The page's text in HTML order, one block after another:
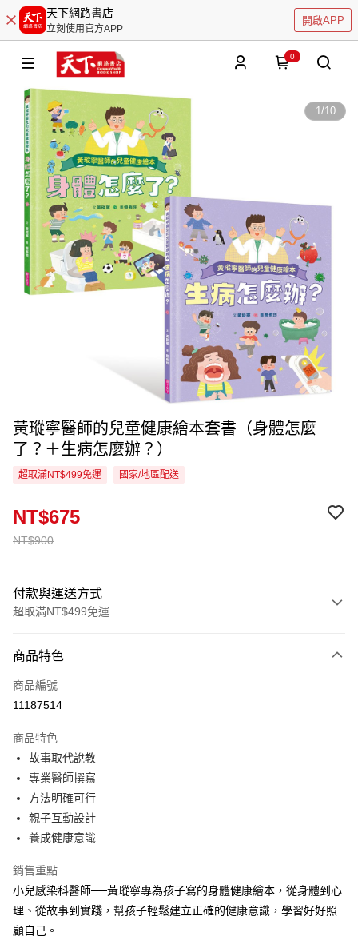
天下網路書店
立刻使用官方APP
開啟APP
0
1/10
黃瑽寧醫師的兒童健康繪本套書（身體怎麼
了？＋生病怎麼辦？）
超取滿NT$499免運 國家/地區配送
NT$900
NT$675
付款與運送方式
超取滿NT$499免運
信用卡一次付款
超商取貨付款
Apple Pay
街口支付
悠遊付
ATM付款
全家取貨付款
每筆NT$50，滿NT$499(含以上)免運費
商品特色
商品編號
11187514
商品特色
故事取代說教
專業醫師撰寫
方法明確可行
親子互動設計
養成健康意識
銷售重點
小兒感染科醫師──黃瑽寧專為孩子寫的身體健康繪本，從身體到心
理、從故事到實踐，幫孩子輕鬆建立正確的健康意識，學習好好照
顧自己。